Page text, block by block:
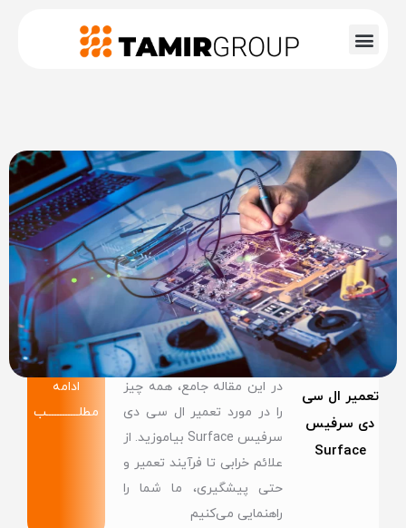
تعمیر ال سی
دی سرفیس
Surface
در این مقاله جامع، همه چیز
را در مورد تعمیر ال سی دی
سرفیس Surface بیاموزید. از
علائم خرابی تا فرآیند تعمیر و
حتی پیشگیری، ما شما را
راهنمایی می‌کنیم
ادامه
مطلــــــــــــب